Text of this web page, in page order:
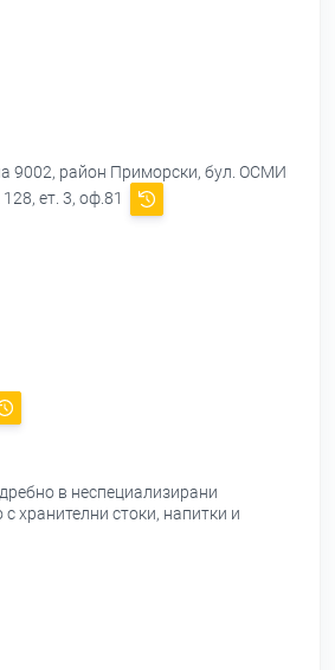
9002, район Приморски, бул. ОСМИ
ет. 3, оф.81
в неспециализирани
хранителни стоки, напитки и